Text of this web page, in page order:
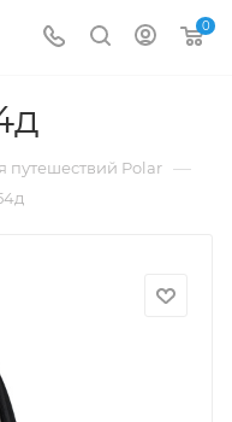
0
путешествий Polar —